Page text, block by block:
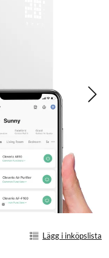
Lägg i inköpslista